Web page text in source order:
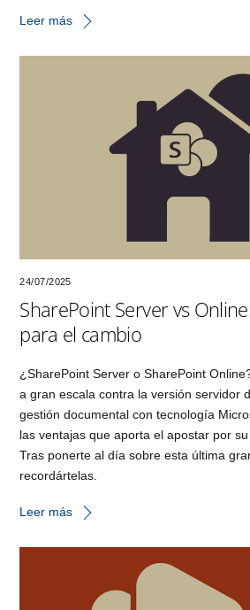
Leer más
24/07/2025
SharePoint Server vs
para el cambio
¿SharePoint Server o SharePoint
a gran escala contra la versión servidor
gestión documental con tecnología
las ventajas que aporta el apostar por
Tras ponerte al día sobre esta última
recordártelas.
Leer más